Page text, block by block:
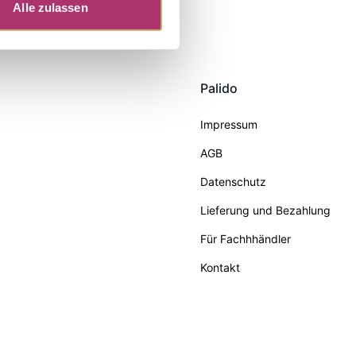
Alle zulassen
Palido
Impressum
AGB
Datenschutz
Lieferung und Bezahlung
Für Fachhhändler
Kontakt